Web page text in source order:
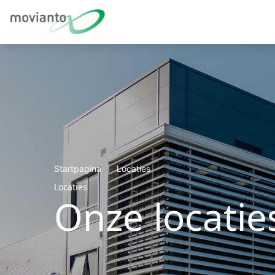
Startpagina Locaties
Locaties
Onze